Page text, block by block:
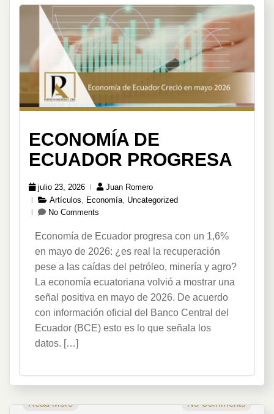
ECONOMÍA DE
ECUADOR PROGRESA
julio 23, 2026
Juan Romero
Artículos
Economía Uncategorized
No Comments
Economía de Ecuador progresa con un 1,6%
en mayo de 2026: ¿es real la recuperación
pese a las caídas del petróleo, minería y agro?
La economía ecuatoriana volvió a mostrar una
señal positiva en mayo de 2026. De acuerdo
con información oficial del Banco Central del
Ecuador (BCE) esto es lo que señala los
datos. […]
Read More No Comments